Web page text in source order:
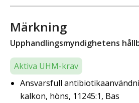
Märkning
Upphandlingsmyndighetens
Aktiva UHM-krav
Ansvarsfull
kalkon, höns, 11245:1, Bas